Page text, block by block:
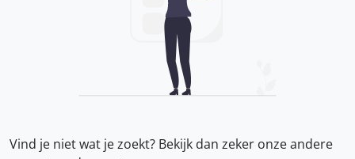
Vind je niet wat je zoekt? Bekijk dan zeker onzeandere